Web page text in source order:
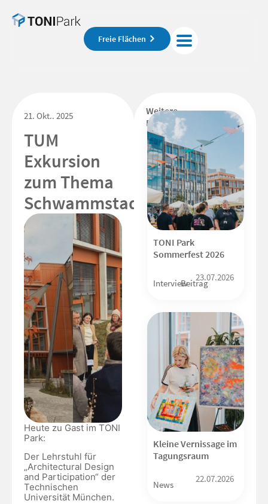
Freie Flächen
21. Okt.. 2025
TUM
Exkursion
zum Thema
Schwammstadt
Heute zu Gast im TONI
Park:
Der Lehrstuhl für
„Architectural Design
and Participation“ der
Technischen
Universität München.
Weitere
Beiträge
TONI Park
Sommerfest 2026
InterviewBeitrag
23.07.2026
Kleine Vernissage im
Tagungsraum
News
22.07.2026